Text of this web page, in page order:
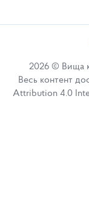
2026 © Вища
Весь контент
Attribution 4.0